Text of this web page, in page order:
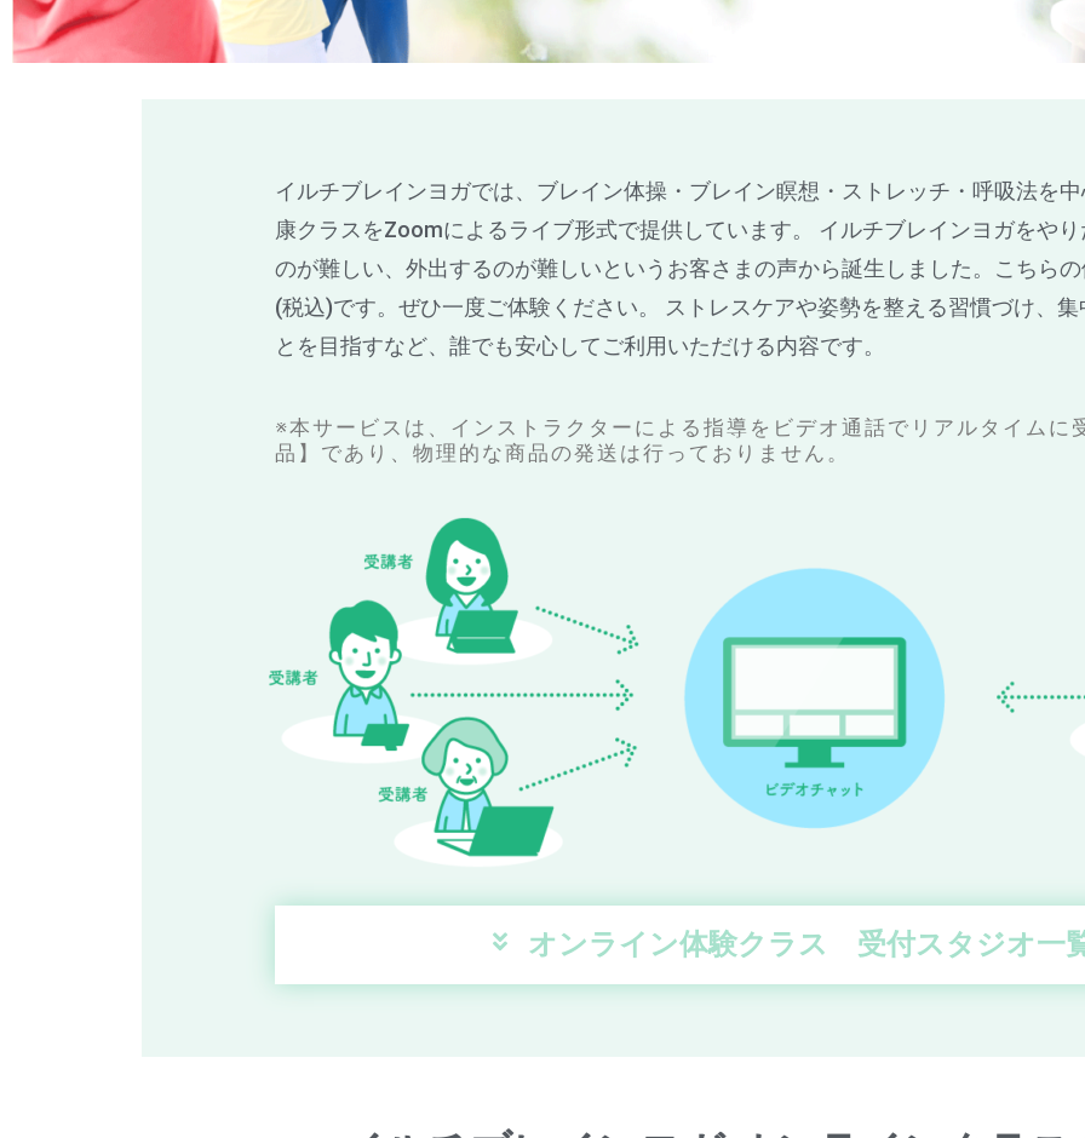
イルチブレインヨガでは、ブレイン体操・ブレイン瞑想・ストレッチ・呼吸法を
康クラスをZoomによるライブ形式で提供しています。 イルチブレインヨガをや
のが難しい、外出するのが難しいというお客さまの声から誕生しました。こちら
(税込)です。ぜひ一度ご体験ください。 ストレスケアや姿勢を整える習慣づけ、
とを目指すなど、誰でも安心してご利用いただける内容です。
※本サービスは、インストラクターによる指導をビデオ通話でリアルタイムに
品】であり、物理的な商品の発送は行っておりません。
オンライン体験クラス 受付スタジオ一